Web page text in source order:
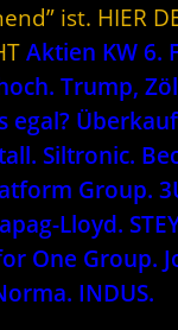
ist. HIER
Aktien KW 6.
Trump,
egal?
Siltronic.
Group.
Lloyd.
One Group.
INDUS.